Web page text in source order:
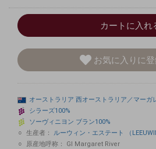
カートに入れ
お気に入りに
オーストラリア 西オーストラリア／マーガ
シラーズ100%
ソーヴィニヨン ブラン100%
生産者：
ルーウィン・エステート （
原産地呼称：
GI Margaret River